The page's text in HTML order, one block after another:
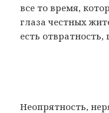
все то время,
глаза честных
есть
Неопрятность,